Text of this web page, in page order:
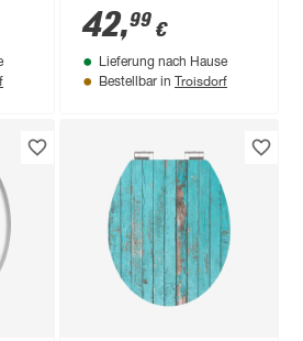
Absenkautomatik
Duroplast
42,99 €
Lieferung nach Hause
Bestellbar in Troisdorf